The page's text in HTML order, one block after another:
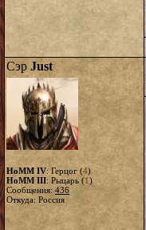
Сэр Just
HoMM IV: Герцог (4)
HoMM III: Рыцарь (1)
Сообщения:436
Откуда: Россия